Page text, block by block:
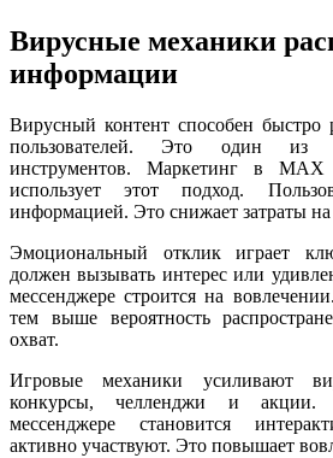
Вирусные механики
информации
Вирусный контент способен быстро
пользователей. Это один из
инструментов. Маркетинг в MAX
использует этот подход.
информацией. Это снижает затраты
Эмоциональный отклик играет
должен вызывать интерес или
мессенджере строится на
тем выше вероятность
охват.
Игровые механики усиливают
конкурсы, челленджи и
мессенджере становится
активно участвуют. Это повышает